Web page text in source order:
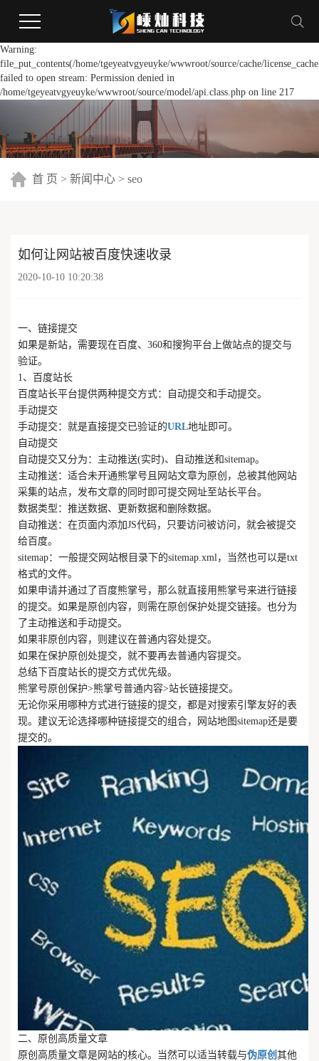
Warning:
file_put_contents(/home/tgeyeatvgyeuyke/wwwroot/source/cache/
failed to open stream: Permission denied in
/home/tgeyeatvgyeuyke/wwwroot/source/model/api.class.php on line 217
首 页 > 新闻中心 > seo
如何让网站被百度快速收录
2020-10-10 10:20:38
一、链接提交
如果是新站，需要现在百度、360和搜狗平台上做站点的提交与
验证。
1、百度站长
百度站长平台提供两种提交方式：自动提交和手动提交。
手动提交
手动提交：就是直接提交已验证的URL地址即可。
自动提交
自动提交又分为：主动推送(实时)、自动推送和sitemap。
主动推送：适合未开通熊掌号且网站文章为原创，总被其他网站
采集的站点，发布文章的同时即可提交网址至站长平台。
数据类型：推送数据、更新数据和删除数据。
自动推送：在页面内添加JS代码，只要访问被访问，就会被提交
给百度。
sitemap：一般提交网站根目录下的sitemap.xml，当然也可以是txt
格式的文件。
如果申请并通过了百度熊掌号，那么就直接用熊掌号来进行链接
的提交。如果是原创内容，则需在原创保护处提交链接。也分为
了主动推送和手动提交。
如果非原创内容，则建议在普通内容处提交。
如果在保护原创处提交，就不要再去普通内容提交。
总结下百度站长的提交方式优先级。
熊掌号原创保护>熊掌号普通内容>站长链接提交。
无论你采用哪种方式进行链接的提交，都是对搜索引擎友好的表
现。建议无论选择哪种链接提交的组合，网站地图sitemap还是要
提交的。
二、原创高质量文章
原创高质量文章是网站的核心。当然可以适当转载与伪原创 其他